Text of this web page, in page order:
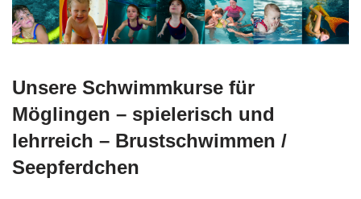
Unsere Schwimmkurse für
Möglingen – spielerisch und
lehrreich – Brustschwimmen /
Seepferdchen